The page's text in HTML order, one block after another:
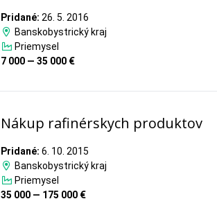
Pridané: 26. 5. 2016
Banskobystrický kraj
Priemysel
7 000 — 35 000 €
Nákup rafinérskych produktov
Pridané: 6. 10. 2015
Banskobystrický kraj
Priemysel
35 000 — 175 000 €